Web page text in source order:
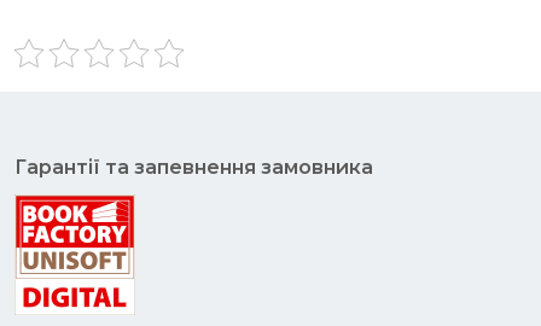
Гарантії та запевнення замовника